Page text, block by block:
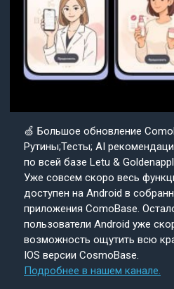
🍏 Большое обновление
Рутины;Тесты; AI
по всей базе Letu &
Уже совсем скоро весь
доступен на Android в
приложения ComoBase.
пользователи Android уже
возможность ощутить всю
IOS версии CosmoBase.
Подробнее в нашем канале.